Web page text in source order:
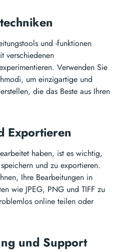
und -funktionen
verschiedenen
Verwenden Sie
um einzigartige und
die das Beste aus Ihren
Exportieren
haben, ist es wichtig,
und zu exportieren.
Ihre Bearbeitungen in
wie JPEG, PNG und TIFF zu
online teilen oder
und Support